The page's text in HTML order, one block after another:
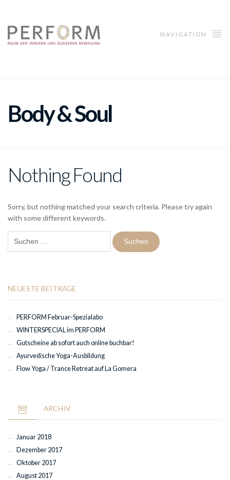
NAVIGATION
Body & Soul
Nothing Found
Sorry, but nothing matched your search criteria. Please try again
with some different keywords.
NEUESTE BEITRÄGE
PERFORM Februar-Spezialabo
WINTERSPECIAL im PERFORM
Gutscheine ab sofort auch online buchbar!
Ayurvedische Yoga-Ausbildung
Flow Yoga / Trance Retreat auf La Gomera
ARCHIV
Januar 2018
Dezember 2017
Oktober 2017
August 2017